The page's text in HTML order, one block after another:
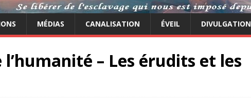
MÉDIAS CANALISATION ÉVEIL DIVULGATION
– Les érudits et les